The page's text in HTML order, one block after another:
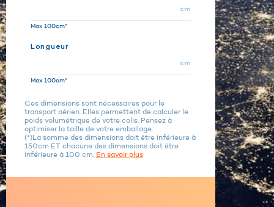
cm
Max 100cm*
Longueur
cm
Max 100cm*
Ces dimensions sont nécessaires pour le
transport aérien. Elles permettent de calculer le
poids volumétrique de votre colis. Pensez à
optimiser la taille de votre emballage.
(*)La somme des dimensions doit être inférieure à
150cm ET chacune des dimensions doit être
inférieure à 100 cm. En savoir plus